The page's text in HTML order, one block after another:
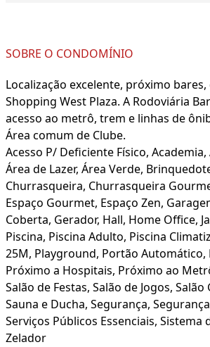
SOBRE O CONDOMÍNIO
Localização excelente, próximo
Shopping West Plaza. A Rodoviária
acesso ao metrô, trem e linhas de
Área comum de Clube.
Acesso P/ Deficiente Físico,
Área de Lazer, Área Verde,
Churrasqueira, Churrasqueira
Espaço Gourmet, Espaço Zen,
Coberta, Gerador, Hall, Home Office,
Piscina, Piscina Adulto, Piscina
25M, Playground, Portão Automático,
Próximo a Hospitais, Próximo ao
Salão de Festas, Salão de Jogos,
Sauna e Ducha, Segurança,
Serviços Públicos Essenciais, Sistema
Zelador